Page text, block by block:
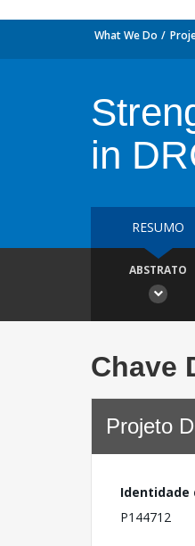
What We Do
in
RESUMO
ABSTRATO
Chave
Projeto
Identidade
P144712